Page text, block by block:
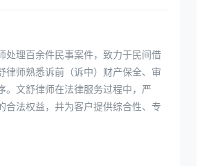
处理百余件民事案件，致力于民间借
律师熟悉诉前（诉中）财产保全、审
。文舒律师在法律服务过程中，严
合法权益，并为客户提供综合性、专